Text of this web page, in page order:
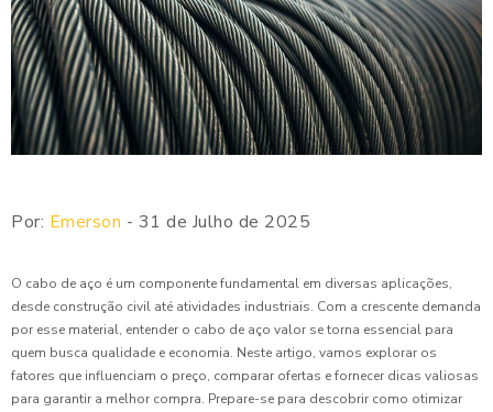
Por: Emerson - 31 de Julho de 2025
O cabo de aço é um componente fundamental em diversas aplicações,
desde construção civil até atividades industriais. Com a crescente demanda
por esse material, entender o cabo de aço valor se torna essencial para
quem busca qualidade e economia. Neste artigo, vamos explorar os
fatores que influenciam o preço, comparar ofertas e fornecer dicas valiosas
para garantir a melhor compra. Prepare-se para descobrir como otimizar